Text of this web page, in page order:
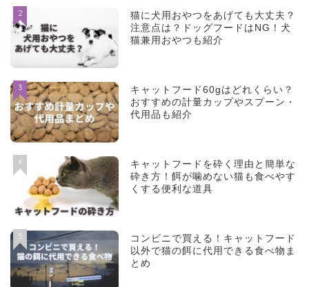
2
猫に犬用おやつをあげても大丈夫？
注意点は？ドッグフードはNG！犬
猫兼用おやつも紹介
3
キャットフード60gはどれくらい？
おすすめの計量カップやスプーン・
代用品も紹介
4
キャットフードを砕く理由と簡単な
砕き方！餌が噛めない猫も食べやす
くする便利な道具
5
コンビニで買える！キャットフード
以外で猫の餌に代用できる食べ物ま
とめ